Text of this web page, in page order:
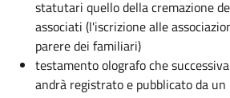
statutari quello della cremazione
associati (l'iscrizione alle
parere dei familiari)
testamento olografo che
andrà registrato e pubblicato da